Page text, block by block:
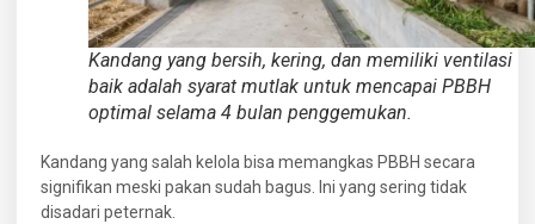
Kandang yang bersih, kering, dan memiliki ventilasi
baik adalah syarat mutlak untuk mencapai PBBH
optimal selama 4 bulan penggemukan.
Kandang yang salah kelola bisa memangkas PBBH secara
signifikan meski pakan sudah bagus. Ini yang sering tidak
disadari peternak.